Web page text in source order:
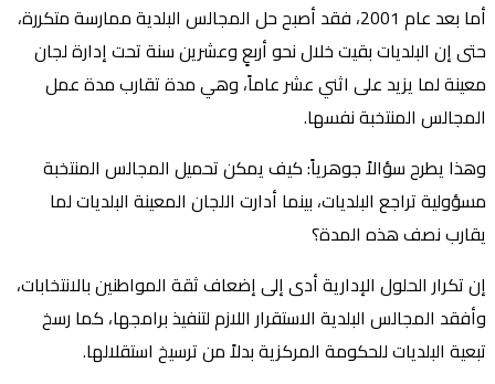
أما بعد عام 2001، فقد أصبح حل المجالس البلدية ممارسة متكررة،
حتى إن البلديات بقيت خلال نحو أربعٍ وعشرين سنة تحت إدارة لجان
معينة لما يزيد على اثني عشر عاماً، وهي مدة تقارب مدة عمل
المجالس المنتخبة نفسها.
وهذا يطرح سؤالاً جوهرياً: كيف يمكن تحميل المجالس المنتخبة
مسؤولية تراجع البلديات، بينما أدارت اللجان المعينة البلديات لما
يقارب نصف هذه المدة؟
إن تكرار الحلول الإدارية أدى إلى إضعاف ثقة المواطنين بالانتخابات،
وأفقد المجالس البلدية الاستقرار اللازم لتنفيذ برامجها، كما رسخ
تبعية البلديات للحكومة المركزية بدلاً من ترسيخ استقلالها.